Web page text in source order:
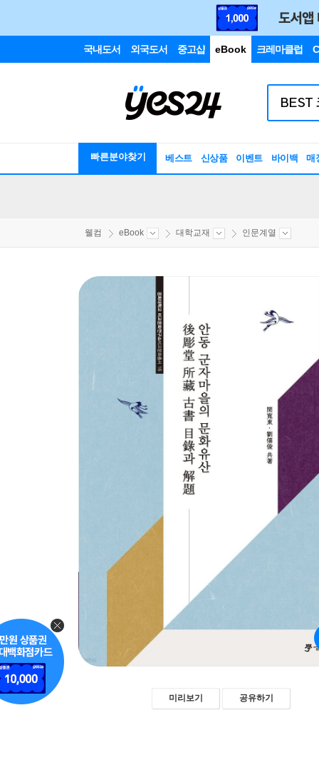
국내도서 외국도서 중고샵 eBook 크레마클럽
빠른분야찾기 베스트 신상품 이벤트 바이백 매
웰컴 eBook 대학교재 인문계열
미리보기 공유하기